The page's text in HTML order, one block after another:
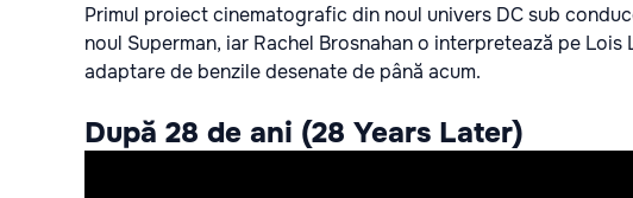
Primul proiect cinematografic din noul univers DC sub
noul Superman, iar Rachel Brosnahan o interpretează pe
adaptare de benzile desenate de până acum.
După 28 de ani (28 Years Later)